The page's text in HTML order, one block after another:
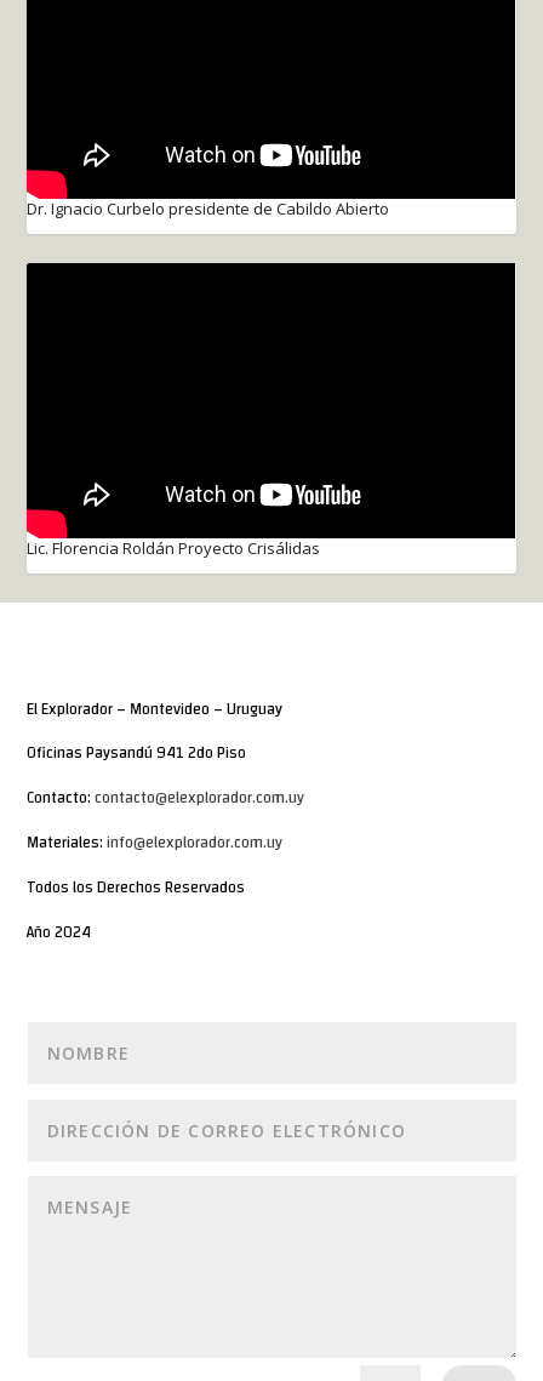
Dr. Ignacio Curbelo presidente de Cabildo Abierto
Lic. Florencia Roldán Proyecto Crisálidas
El Explorador – Montevideo – Uruguay
Oficinas Paysandú 941 2do Piso
Contacto:contacto@elexplorador.com.uy
Materiales:info@elexplorador.com.uy
Todos los Derechos Reservados
Año 2024